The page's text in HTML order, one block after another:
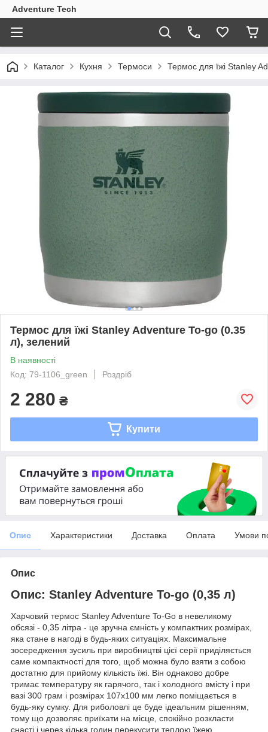
Adventure Tech
Каталог Кухня Термоси Термос для їжі Stanley
Термос для їжі Stanley Adventure To-go (0.35
л), зелений
В наявності
Код: 79-1106_green
Роздріб
2 280 ₴
Купити
Опис Характеристики Доставка Оплата Умови
Опис
Опис: Stanley Adventure To-go (0,35 л)
Харчовий термос Stanley Adventure To-Go в невеликому
обсязі - 0,35 літра - це зручна ємність у компактних розмірах,
яка стане в нагоді в будь-яких ситуаціях. Максимальне
зосередження зусиль при виробництві цієї серії приділяється
саме компактності для того, щоб можна було взяти з собою
достатню для прийому кількість їжі. Він однаково добре
тримає температуру як гарячого, так і холодного вмісту і при
вазі 300 грам і розмірах 107х100 мм легко поміщається в
будь-яку сумку. Для риболовлі це буде ідеальним рішенням,
тому що дозволяє приїхати на місце, спокійно розкласти
снасті і через кілька годин перекусити теплою їжею.